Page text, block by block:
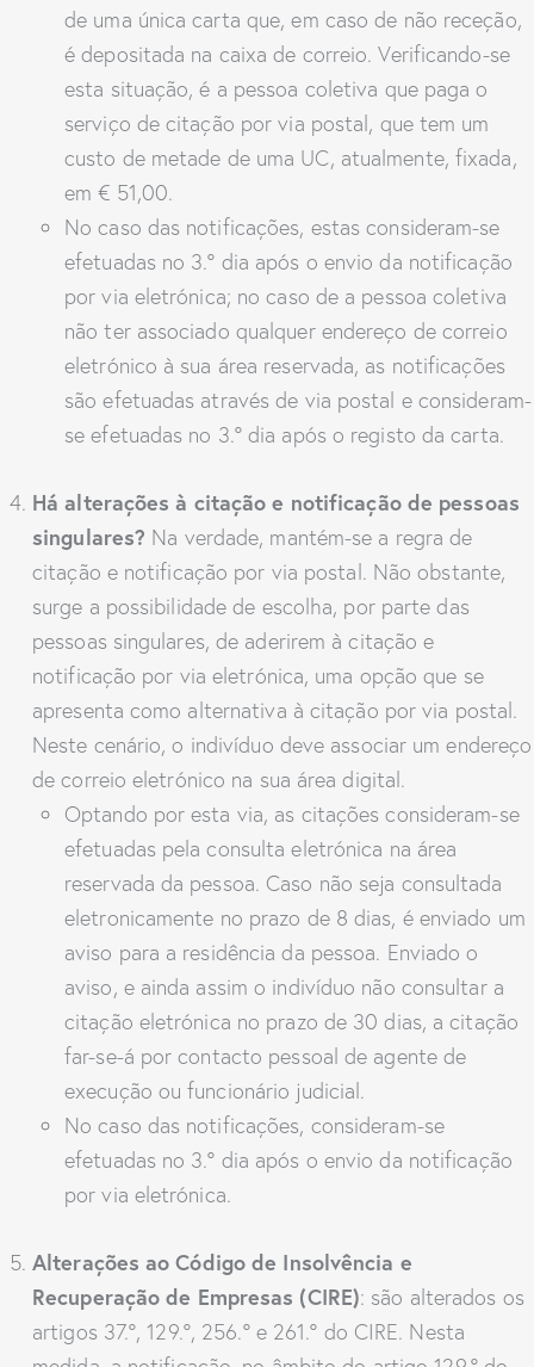
de uma única carta que, em caso de não receção,
é depositada na caixa de correio. Verificando-se
esta situação, é a pessoa coletiva que paga o
serviço de citação por via postal, que tem um
custo de metade de uma UC, atualmente, fixada,
em € 51,00.
No caso das notificações, estas consideram-se
efetuadas no 3.º dia após o envio da notificação
por via eletrónica; no caso de a pessoa coletiva
não ter associado qualquer endereço de correio
eletrónico à sua área reservada, as notificações
são efetuadas através de via postal e consideram-
se efetuadas no 3.º dia após o registo da carta.
Há alterações à citação e notificação de pessoas
singulares? Na verdade, mantém-se a regra de
citação e notificação por via postal. Não obstante,
surge a possibilidade de escolha, por parte das
pessoas singulares, de aderirem à citação e
notificação por via eletrónica, uma opção que se
apresenta como alternativa à citação por via postal.
Neste cenário, o indivíduo deve associar um endereço
de correio eletrónico na sua área digital.
Optando por esta via, as citações consideram-se
efetuadas pela consulta eletrónica na área
reservada da pessoa. Caso não seja consultada
eletronicamente no prazo de 8 dias, é enviado um
aviso para a residência da pessoa. Enviado o
aviso, e ainda assim o indivíduo não consultar a
citação eletrónica no prazo de 30 dias, a citação
far-se-á por contacto pessoal de agente de
execução ou funcionário judicial.
No caso das notificações, consideram-se
efetuadas no 3.º dia após o envio da notificação
por via eletrónica.
Alterações ao Código de Insolvência e
Recuperação de Empresas (CIRE): são alterados os
artigos 37.º, 129.º, 256.º e 261.º do CIRE. Nesta